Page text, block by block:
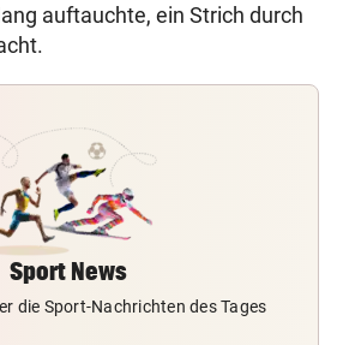
auftauchte, ein Strich durch
Sport News
die Sport-Nachrichten des Tages